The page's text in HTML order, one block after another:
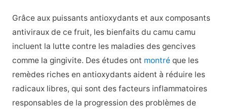
Grâce aux puissants antioxydants et aux composants
antiviraux de ce fruit, les bienfaits du camu camu
incluent la lutte contre les maladies des gencives
comme la gingivite. Des études ont montréque les
remèdes riches en antioxydants aident à réduire les
radicaux libres, qui sont des facteurs inflammatoires
responsables de la progression des problèmes de